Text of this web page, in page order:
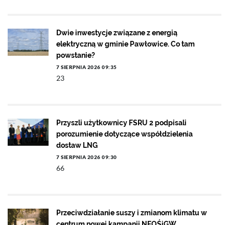
Dwie inwestycje związane z energią
elektryczną w gminie Pawłowice. Co tam
powstanie?
7 SIERPNIA 2026 09:35
23
Przyszli użytkownicy FSRU 2 podpisali
porozumienie dotyczące współdzielenia
dostaw LNG
7 SIERPNIA 2026 09:30
66
Przeciwdziałanie suszy i zmianom klimatu w